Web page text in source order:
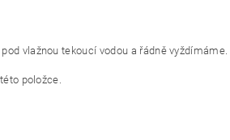
vlažnou tekoucí vodou a řádně
položce.